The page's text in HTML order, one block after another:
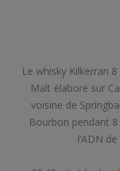
Le whisky Kilkerran
Malt élaboré sur
voisine de
Bourbon pendant
l’ADN